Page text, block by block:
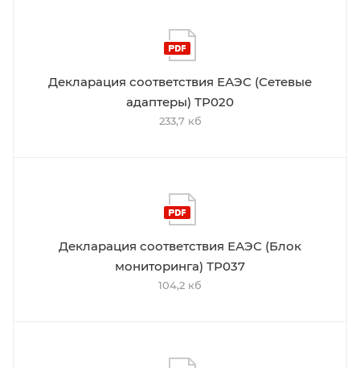
Декларация соответствия ЕАЭС (Сетевые
адаптеры) ТР020
233,7 кб
Декларация соответствия ЕАЭС (Блок
мониторинга) ТР037
104,2 кб